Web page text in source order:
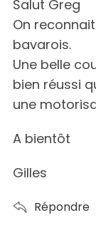
:
Salut Greg
On
bavarois.
Une belle
bien réussi
une
A bientôt
Gilles
Répondre